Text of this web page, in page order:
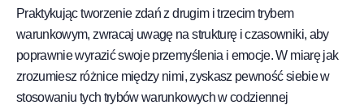
Praktykując tworzenie zdań z drugim i trzecim trybem
warunkowym, zwracaj uwagę na strukturę i czasowniki, aby
poprawnie wyrazić swoje przemyślenia i emocje. W miarę jak
zrozumiesz różnice między nimi, zyskasz pewność siebie w
stosowaniu tych trybów warunkowych w codziennej